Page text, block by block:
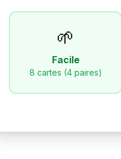
🌱
Facile
8 cartes (4 paires)